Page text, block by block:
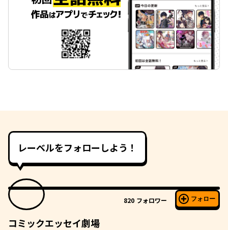
レーベルをフォローしよう！
820 フォロワー フォロー
コミックエッセイ劇場